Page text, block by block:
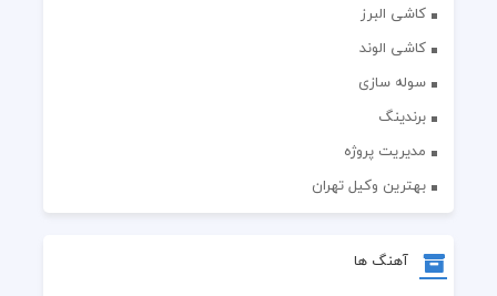
کاشی البرز
کاشی الوند
سوله سازی
برندینگ
مدیریت پروژه
بهترین وکیل تهران
آهنگ ها